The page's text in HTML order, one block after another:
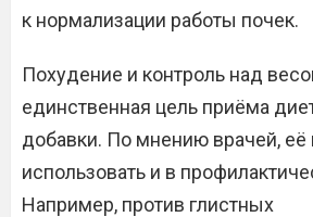
к нормализации работы почек.
Похудение и контроль над
единственная цель приёма
добавки. По мнению врачей,
использовать и в
Например, против глистных